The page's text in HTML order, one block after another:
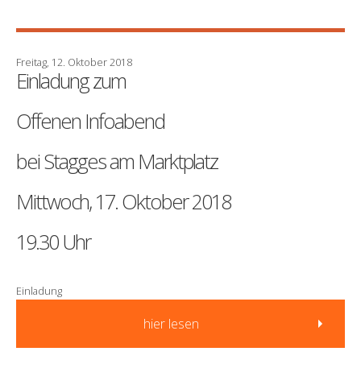
Freitag, 12. Oktober 2018
Einladung zum
Offenen Infoabend
bei Stagges am Marktplatz
Mittwoch, 17. Oktober 2018
19.30 Uhr
Einladung
hier lesen